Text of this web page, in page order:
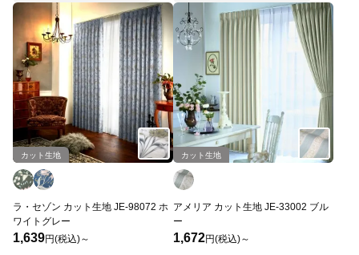
カット生地
ラ・セゾン カット生地 JE-98072 ホ
ワイトグレー
1,639円(税込)～
カット生地
アメリア カット生地 JE-33002 ブル
ー
1,672円(税込)～